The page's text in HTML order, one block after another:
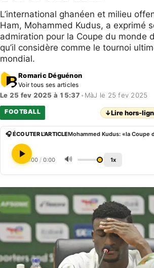
L’international ghanéen et milieu
Ham, Mohammed Kudus, a exprimé
admiration pour la Coupe du monde
qu’il considère comme le tournoi
mondial.
Romaric Déguénon
Voir tous ses articles
Le 25 fev 2025 à 15:37 • MàJ le 25 fev 2025
FOOTBALL ↓Lire hors-
🎧 ÉCOUTER L'ARTICLE
0:00 / 0:00 🔊 1x